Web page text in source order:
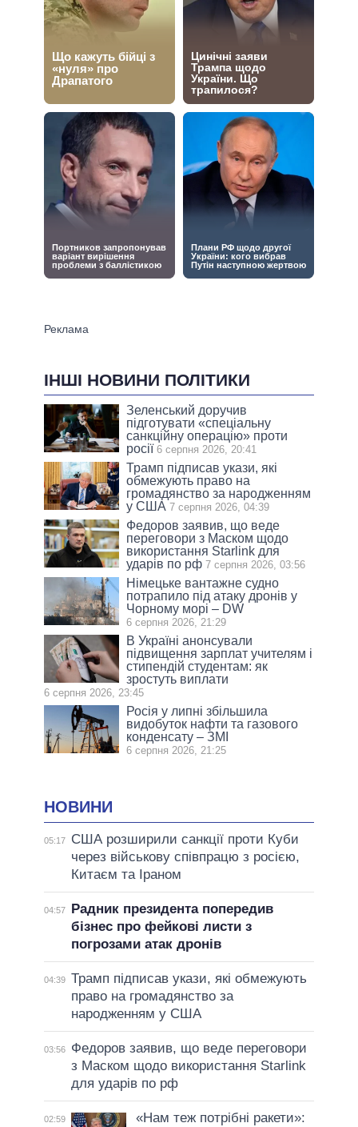
ІНШІ НОВИНИ ПОЛІТИКИ
Зеленський доручив
підготувати «спеціальну
санкційну операцію» проти
росії 6 серпня 2026, 20:41
Трамп підписав укази, які
обмежують право на
громадянство за народженням
у США 7 серпня 2026, 04:39
Федоров заявив, що веде
переговори з Маском щодо
використання Starlink для
ударів по рф 7 серпня 2026, 03:56
Німецьке вантажне судно
потрапило під атаку дронів у
Чорному морі – DW
6 серпня 2026, 21:29
В Україні анонсували
підвищення зарплат учителям і
стипендій студентам: як
зростуть виплати
6 серпня 2026, 23:45
Росія у липні збільшила
видобуток нафти та газового
конденсату – ЗМІ
6 серпня 2026, 21:25
НОВИНИ
05:17
США розширили санкції проти Куби
через військову співпрацю з росією,
Китаєм та Іраном
04:57
Радник президента попередив
бізнес про фейкові листи з
погрозами атак дронів
04:39 Трамп підписав укази, які обмежують
право на громадянство за
народженням у США
03:56
Федоров заявив, що веде переговори
з Маском щодо використання Starlink
для ударів по рф
02:59
«Нам теж потрібні ракети»: